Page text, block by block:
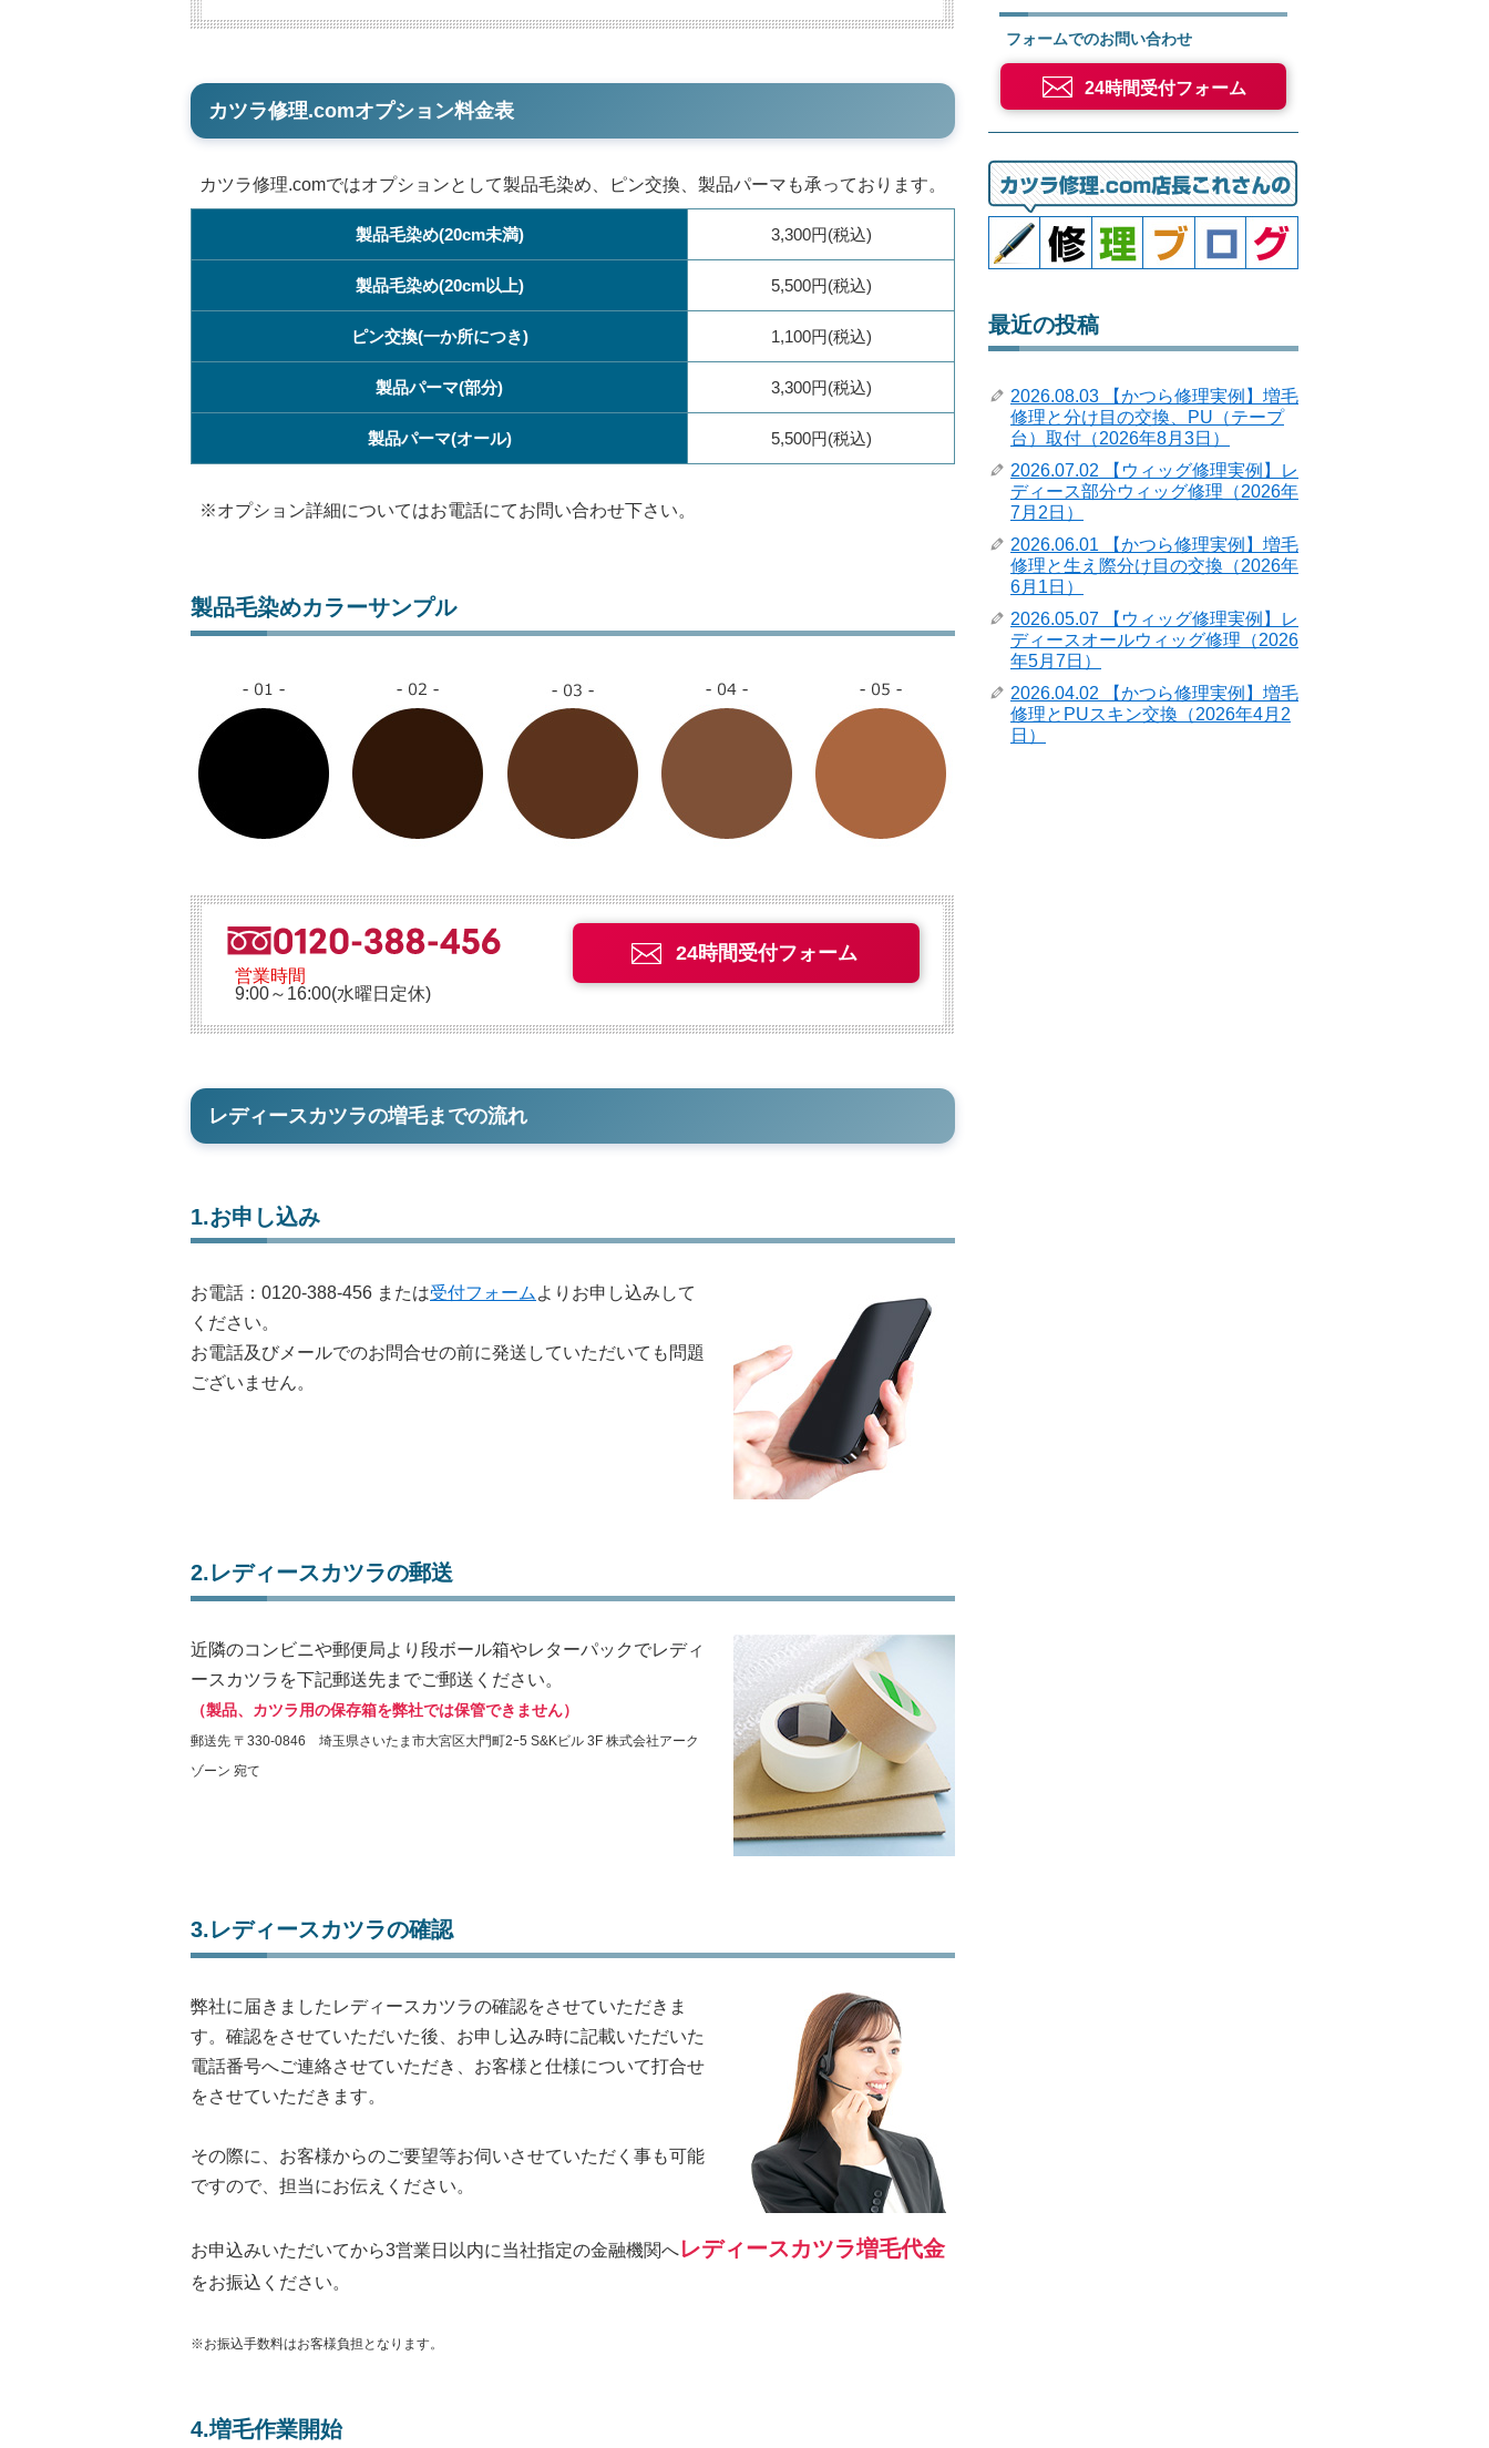
カツラ修理.comオプション料金表
カツラ修理.comではオプションとして製品毛染め、ピン交換、製品パーマも承っております。
製品毛染め(20cm未満) 3,300円(税込)
製品毛染め(20cm以上) 5,500円(税込)
ピン交換(一か所につき) 1,100円(税込)
製品パーマ(部分) 3,300円(税込)
製品パーマ(オール) 5,500円(税込)
※オプション詳細についてはお電話にてお問い合わせ下さい。
製品毛染めカラーサンプル
営業時間
9:00～16:00(水曜日定休)
24時間受付フォーム
レディースカツラの増毛までの流れ
1.お申し込み
お電話： 0120-388-456 または受付フォーム よりお申し込みして
ください。
お電話及びメールでのお問合せの前に発送していただいても問題
ございません。
2.レディースカツラの郵送
近隣のコンビニや郵便局より段ボール箱やレターパックでレディ
ースカツラを下記郵送先までご郵送ください。
（製品、カツラ用の保存箱を弊社では保管できません）
郵送先 〒330-0846 埼玉県さいたま市大宮区大門町2ｰ5 S&Kビル 3F 株式会社アーク
ゾーン 宛て
3.レディースカツラの確認
弊社に届きましたレディースカツラの確認をさせていただきま
す。確認をさせていただいた後、お申し込み時に記載いただいた
電話番号へご連絡させていただき、お客様と仕様について打合せ
をさせていただきます。
その際に、お客様からのご要望等お伺いさせていただく事も可能
ですので、担当にお伝えください。
お申込みいただいてから3営業日以内に当社指定の金融機関へレディースカツラ増毛代金
をお振込ください。
※お振込手数料はお客様負担となります。
4.増毛作業開始
フォームでのお問い合わせ
24時間受付フォーム
最近の投稿
2026.08.03 【かつら修理実例】増毛
修理と分け目の交換、PU（テープ
台）取付（2026年8月3日）
2026.07.02 【ウィッグ修理実例】レ
ディース部分ウィッグ修理（2026年
7月2日）
2026.06.01 【かつら修理実例】増毛
修理と生え際分け目の交換（2026年
6月1日）
2026.05.07 【ウィッグ修理実例】レ
ディースオールウィッグ修理（2026
年5月7日）
2026.04.02 【かつら修理実例】増毛
修理とPUスキン交換（2026年4月2
日）